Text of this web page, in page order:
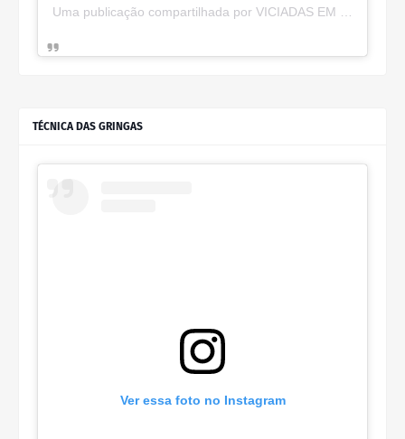
TÉCNICA DAS GRINGAS
Ver essa foto no Instagram